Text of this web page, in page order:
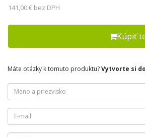
141,00 € bez DPH
Kúpiť
Máte otázky k tomuto produktu?Vytvorte si